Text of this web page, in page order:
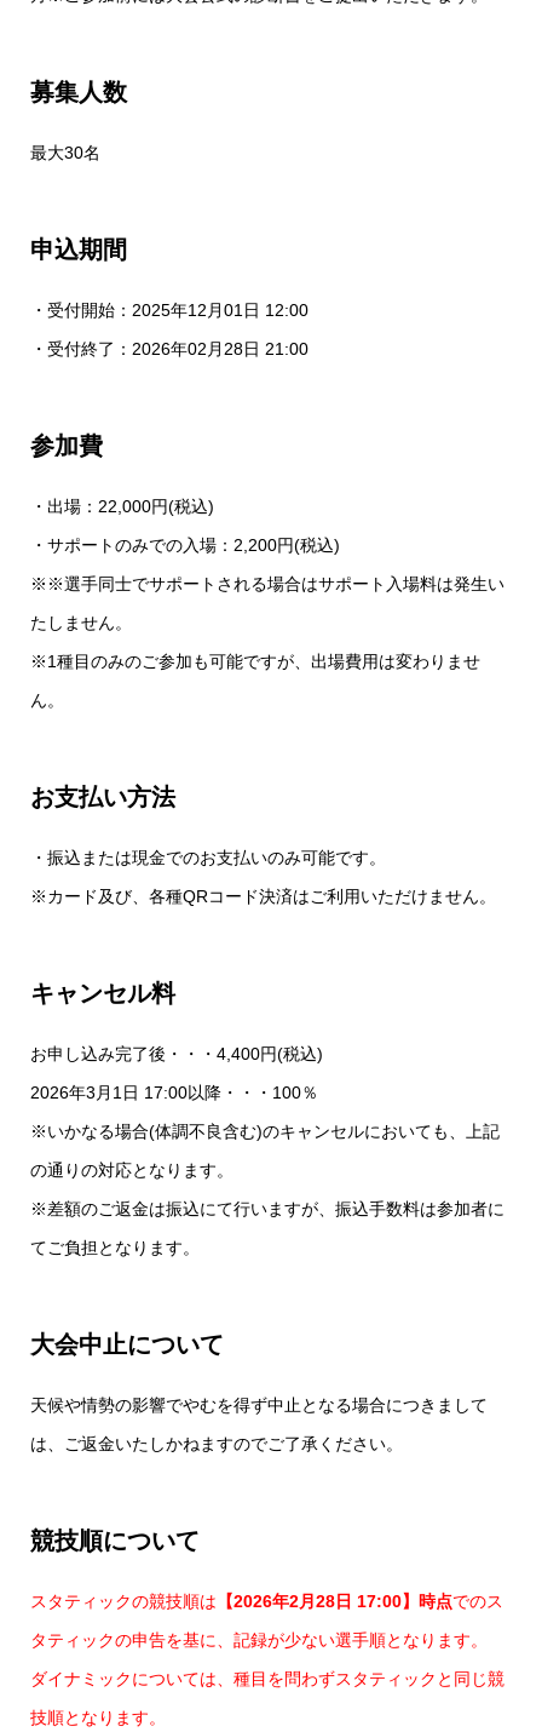
募集人数
最大30名
申込期間
・受付開始：2025年12月01日 12:00
・受付終了：2026年02月28日 21:00
参加費
・出場：22,000円(税込)
・サポートのみでの入場：2,200円(税込)
※※選手同士でサポートされる場合はサポート入場料は発生い
たしません。
※1種目のみのご参加も可能ですが、出場費用は変わりませ
ん。
お支払い方法
・振込または現金でのお支払いのみ可能です。
※カード及び、各種QRコード決済はご利用いただけません。
キャンセル料
お申し込み完了後・・・4,400円(税込)
2026年3月1日 17:00以降・・・100％
※いかなる場合(体調不良含む)のキャンセルにおいても、上記
の通りの対応となります。
※差額のご返金は振込にて行いますが、振込手数料は参加者に
てご負担となります。
大会中止について
天候や情勢の影響でやむを得ず中止となる場合につきまして
は、ご返金いたしかねますのでご了承ください。
競技順について
スタティックの競技順は 【2026年2月28日 17:00】時点でのス
タティックの申告を基に、記録が少ない選手順となります。
ダイナミックについては、種目を問わずスタティックと同じ競
技順となります。